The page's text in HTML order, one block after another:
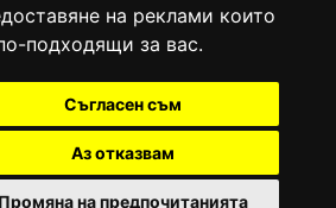
на реклами които
подходящи за вас.
Съгласен съм
Аз отказвам
Промяна на предпочитанията
е регистрирано в националния
издания (Българска национална
ISSN 1312-4722.
на марката: Вяра информационен
България, със свидетелство за марка